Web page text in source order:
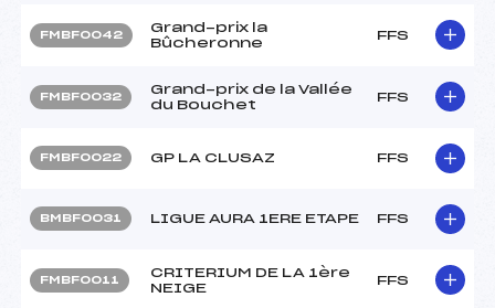
FMBF0042
Grand-prix la
Bûcheronne
FFS
FMBF0032
Grand-prix de la Vallée
du Bouchet
FFS
FMBF0022 GP LA CLUSAZ FFS
BMBF0031 LIGUE AURA 1ERE ETAPE FFS
FMBF0011
CRITERIUM DE LA 1ère
NEIGE
FFS